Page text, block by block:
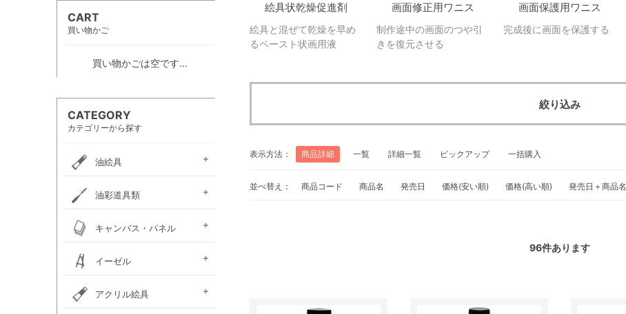
CART
買い物かご
買い物かごは空です...
CATEGORY
カテゴリーから探す
油絵具
お勧めセット
アーチスト油絵具
DUO水可溶性油絵具
ヴェルネ 高品位油絵具
ホルベイン画用液
スタンダードオイルカラー
クサカベ・専門家用油絵具
ミノー油絵具
ギルド油絵具
ラスター油絵具
クサカベ画用液
マツダ・スーパー油絵具
マツダ画用液
オイルカラー AOC
W＆N画用液
レンブラント油絵具
ヴァンゴッホ油絵具
ターレンス油絵具
ターレンス画用液
ターナー・マチソン油絵具
ターナー画溶液
油彩道具類
ペインティングナイフ
ペインティングナイフ
イタリアンアートナイフ
ペンチングナイフ
パレットナイフ
カタリスト
パレット
チューブ絞り
キャンバス・パネル
張り上げキャンバス
ロールキャンバス
キャンバスボード
木枠
キャンバス張り用具
木製パネル・水貼りテープ
メタリックキャンバス
イーゼル
アトリエイーゼル
デッサンイーゼル
ディスプレイイーゼル
野外イーゼル
卓上イーゼル
イーゼルボックス
アトリエキャビネット
イーゼル用品
アクリル絵具
絵具状乾燥促進剤
絵具と混ぜて乾燥を早め
るペースト状画用液
画面修正用ワニス
制作途中の画面のつや引
きを復元させる
画面保護用ワニス
完成後に画面を保護する
絞り込み
表示方法： 商品詳細 一覧 詳細一覧 ピックアップ 一括購入
並べ替え： 商品コード 商品名 発売日 価格(安い順) 価格(高い順) 発売日＋商品名
96件あります